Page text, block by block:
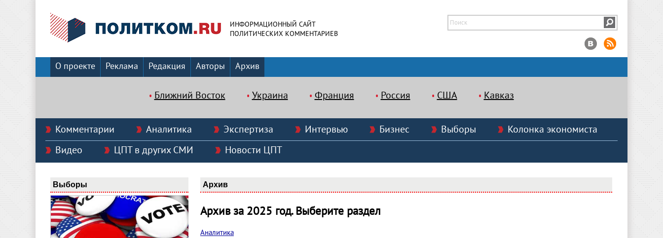
ИНФОРМАЦИОННЫЙ САЙТ
ПОЛИТИЧЕСКИХ КОММЕНТАРИЕВ
О проекте Реклама Редакция Авторы Архив
Ближний Восток Украина Франция Россия США Кавказ
Комментарии Аналитика Экспертиза Интервью Бизнес Выборы
Колонка экономиста
Видео
ЦПТ в других СМИ Новости ЦПТ
Выборы Архив
Архив за 2025 год. Выберите раздел
Аналитика